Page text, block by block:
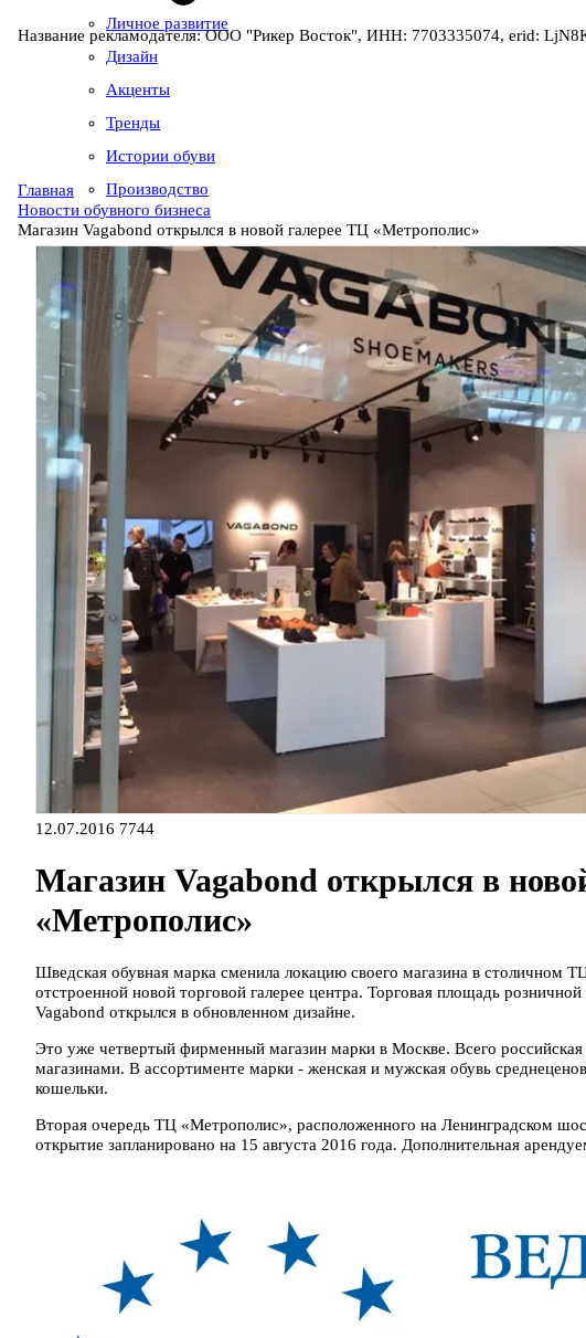
Личное развитие
Дизайн
Акценты
Тренды
Истории обуви
Производство
Название рекламодателя: ООО "Рикер Восток", ИНН: 7703335074, erid:
Главная
Новости обувного бизнеса
Магазин Vagabond открылся в новой галерее ТЦ «Метрополис»
12.07.2016 7744
Магазин Vagabond открылся в
«Метрополис»
Шведская обувная марка сменила локацию своего магазина в столичном
отстроенной новой торговой галерее центра. Торговая площадь
Vagabond открылся в обновленном дизайне.
Это уже четвертый фирменный магазин марки в Москве. Всего
магазинами. В ассортименте марки - женская и мужская обувь
кошельки.
Вторая очередь ТЦ «Метрополис», расположенного на Ленинградском
открытие запланировано на 15 августа 2016 года. Дополнительная